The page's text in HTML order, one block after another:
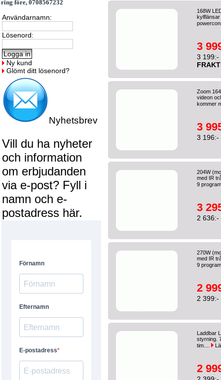
ring före, 0708567232
Användarnamn:
Lösenord:
Ny kund
Glömt ditt lösenord?
Nyhetsbrev
Vill du ha nyheter
och information
om erbjudanden
via e-post? Fyll i
namn och e-
postadress här.
168W
kylflänsar
3
3 199:-
Zoom
videon
kommer
3
3 196:-
204W
med IR
9
3
2 636:-
270W
med IR
9
2
2 399:-
Laddbar
styrning.
tim....
2